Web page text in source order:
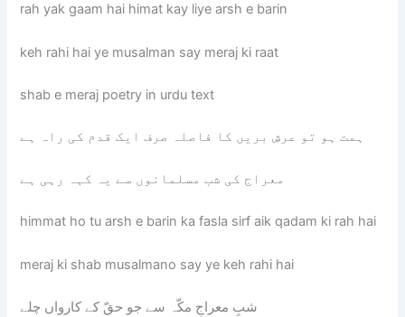
rah yak gaam hai himat kay liye arsh e barin
keh rahi hai ye musalman say meraj ki raat
shab e meraj poetry in urdu text
ہمت ہو تو عرشِ بریں کا فاصلہ صرف ایک قدم کی راہ ہے
معراج کی شب مسلمانوں سے یہ کہہ رہی ہے
himmat ho tu arsh e barin ka fasla sirf aik qadam ki rah hai
meraj ki shab musalmano say ye keh rahi hai
شبِ معراجِ مکّہ سے جو حقّ کے کارواں چلے